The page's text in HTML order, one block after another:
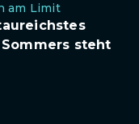
am Limit
steht